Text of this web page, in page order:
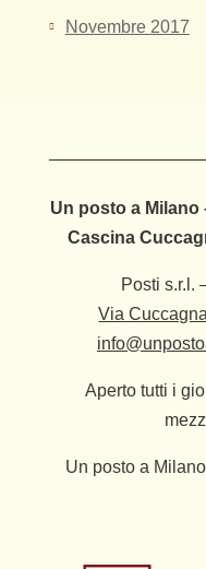
Novembre 2017
Un posto a Milano
Cascina
Posti s.r.l.
Via
Aperto tutti i
Un posto a